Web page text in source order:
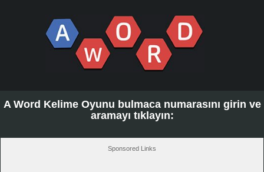
A Word Kelime Oyunu bulmaca numarasını girin ve
aramayı tıklayın:
Sponsored Links